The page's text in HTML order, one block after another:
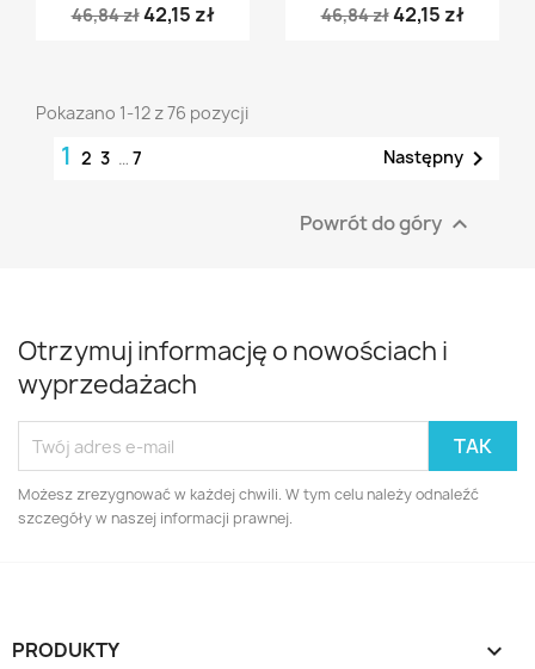
46,84 zł42,15 zł
46,84 zł42,15 zł
Pokazano 1-12 z 76 pozycji
1 2 3 … 7 Następny 
Powrót do góry 
Otrzymuj informację o nowościach i
wyprzedażach
Możesz zrezygnować w każdej chwili. W tym celu należy odnaleźć
szczegóły w naszej informacji prawnej.
PRODUKTY 